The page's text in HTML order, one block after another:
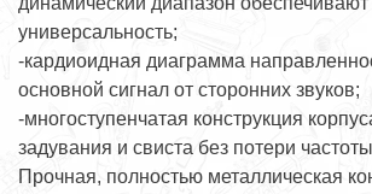
универсальность;
-кардиоидная диаграмма
основной сигнал от сторонних звуков;
-многоступенчатая конструкция
задувания и свиста без потери
Прочная, полностью металлическая